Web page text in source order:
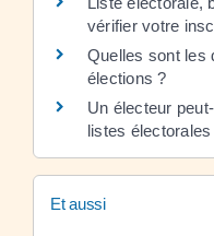
vérifier votre
Quelles sont les
élections ?
Un électeur
listes électorales
Et aussi